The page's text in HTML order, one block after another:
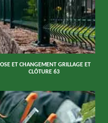
ET CHANGEMENT GRILLAGE ET
CLÔTURE 63